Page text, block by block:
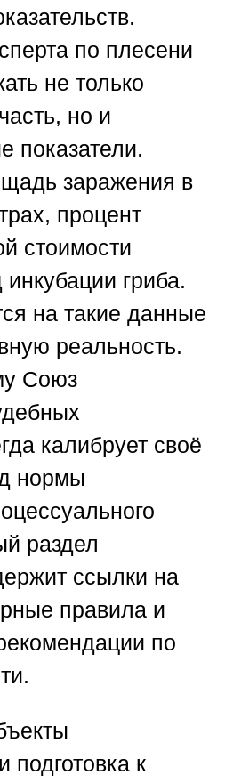
по плесени
не только
но и
показатели.
заражения в
процент
стоимости
гриба.
на такие данные
реальность.
Союз
калибрует своё
нормы
раздел
ссылки на
правила и
по
подготовка к